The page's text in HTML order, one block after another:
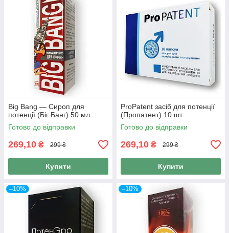
Big Bang — Сироп для
потенції (Біг Банг) 50 мл
Готово до відправки
269,10 ₴ 299 ₴
Купити
ProPatent засіб для потенції
(Пропатент) 10 шт
Готово до відправки
269,10 ₴ 299 ₴
Купити
–10% –10%